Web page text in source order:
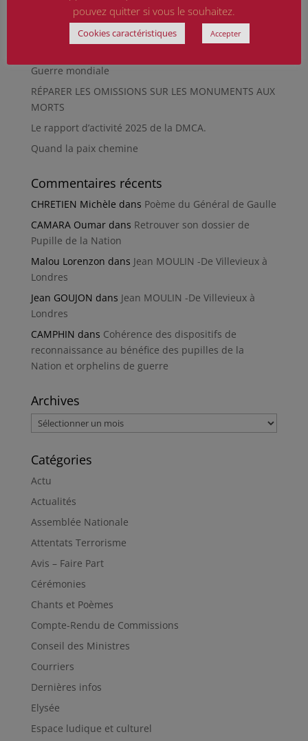
HIROSHIMA
En silence et en peine
Guerre mondiale
RÉPARER LES OMISSIONS SUR LES MONUMENTS AUX
MORTS
Le rapport d’activité 2025 de la DMCA.
Quand la paix chemine
Commentaires récents
CHRETIEN Michèle dans Poème du Général de Gaulle
CAMARA Oumardans Retrouver son dossier de
Pupille de la Nation
Malou Lorenzon dans Jean MOULIN -De Villevieux à
Londres
Jean GOUJON dans Jean MOULIN -De Villevieux à
Londres
CAMPHIN dans Cohérence des dispositifs de
reconnaissance au bénéfice des pupilles de la
Nation et orphelins de guerre
Archives
Archives
Catégories
Actu
Actualités
Assemblée Nationale
Attentats Terrorisme
Avis – Faire Part
Cérémonies
Chants et Poèmes
Compte-Rendu de Commissions
Conseil des Ministres
Courriers
Dernières infos
Elysée
Espace ludique et culturel
pouvez quitter si vous le souhaitez.
Cookies caractéristiques Accepter